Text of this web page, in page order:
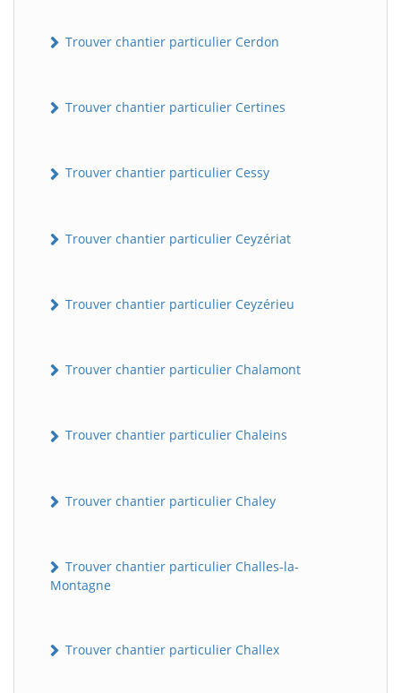
Trouver chantier particulier Cerdon
Trouver chantier particulier Certines
Trouver chantier particulier Cessy
Trouver chantier particulier Ceyzériat
Trouver chantier particulier Ceyzérieu
Trouver chantier particulier Chalamont
Trouver chantier particulier Chaleins
Trouver chantier particulier Chaley
Trouver chantier particulier Challes-la-
Montagne
Trouver chantier particulier Challex